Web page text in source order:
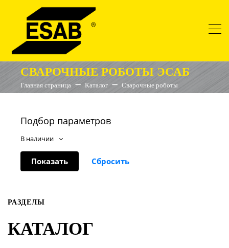
СВАРОЧНЫЕ РОБОТЫ ЭСАБ
Главная страница Каталог Сварочные роботы
Подбор параметров
В наличии
РАЗДЕЛЫ
КАТАЛОГ